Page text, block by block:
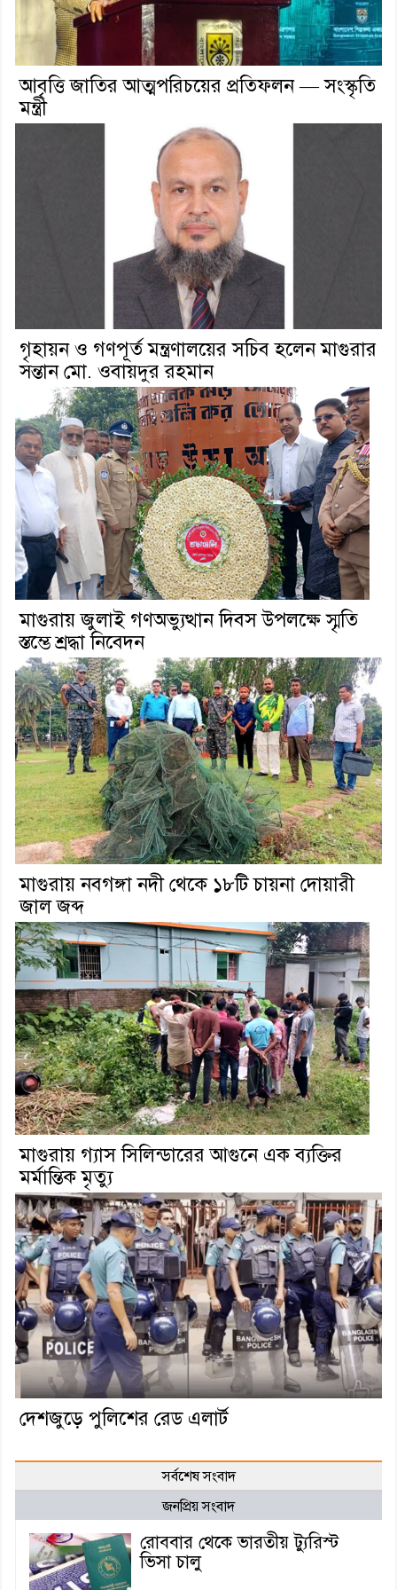
আবৃত্তি জাতির আত্মপরিচয়ের প্রতিফলন — সংস্কৃতি
মন্ত্রী
গৃহায়ন ও গণপূর্ত মন্ত্রণালয়ের সচিব হলেন মাগুরার
সন্তান মো. ওবায়দুর রহমান
মাগুরায় জুলাই গণঅভ্যুত্থান দিবস উপলক্ষে স্মৃতি
স্তম্ভে শ্রদ্ধা নিবেদন
মাগুরায় নবগঙ্গা নদী থেকে ১৮টি চায়না দোয়ারী
জাল জব্দ
মাগুরায় গ্যাস সিলিন্ডারের আগুনে এক ব্যক্তির
মর্মান্তিক মৃত্যু
দেশজুড়ে পুলিশের রেড এলার্ট
সর্বশেষ সংবাদ
জনপ্রিয় সংবাদ
রোববার থেকে ভারতীয় ট্যুরিস্ট
ভিসা চালু